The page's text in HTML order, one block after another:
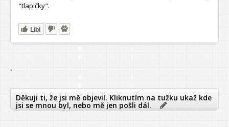
"tlapičky".
Líbí
`
Děkuji ti, že jsi mě objevil. Kliknutím na tužku ukaž kde
jsi se mnou byl, nebo mě jen pošli dál.